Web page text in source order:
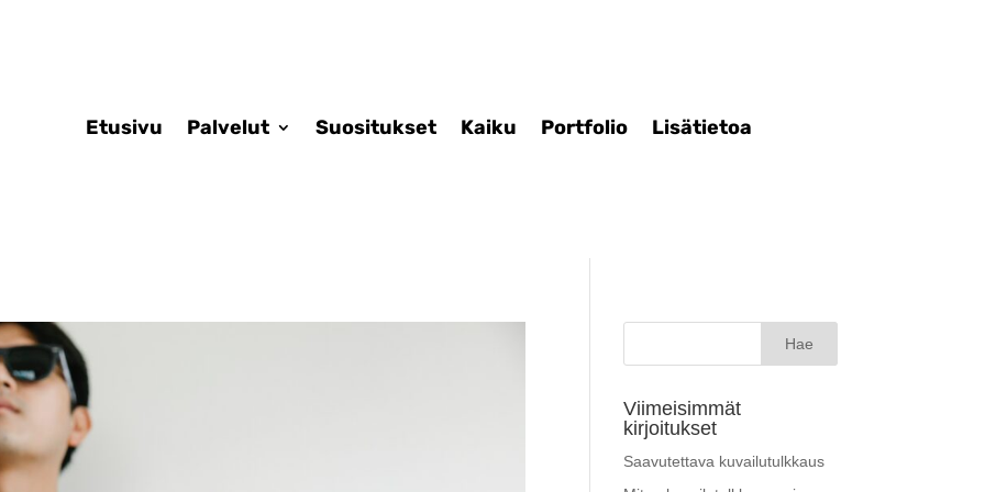
Etusivu Palvelut Suositukset Kaiku Portfolio Lisätietoa
Haku:
Viimeisimmät
kirjoitukset
Saavutettava kuvailutulkkaus